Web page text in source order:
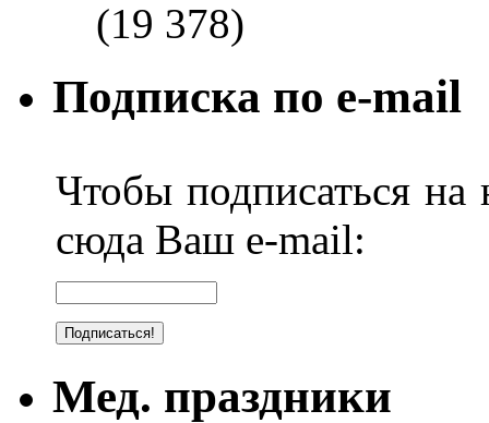
(19 378)
Подписка по e-mail
Чтобы подписаться на
сюда Ваш e-mail:
Мед. праздники